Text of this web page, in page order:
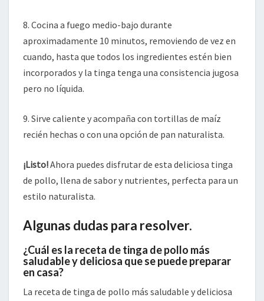
8. Cocina a fuego medio-bajo durante
aproximadamente 10 minutos, removiendo de vez en
cuando, hasta que todos los ingredientes estén bien
incorporados y la tinga tenga una consistencia jugosa
pero no líquida.
9. Sirve caliente y acompaña con tortillas de maíz
recién hechas o con una opción de pan naturalista.
¡Listo!Ahora puedes disfrutar de esta deliciosa tinga
de pollo, llena de sabor y nutrientes, perfecta para un
estilo naturalista.
Algunas dudas para resolver.
¿Cuál es la receta de tinga de pollo más
saludable y deliciosa que se puede preparar
en casa?
La receta de tinga de pollo más saludable y deliciosa